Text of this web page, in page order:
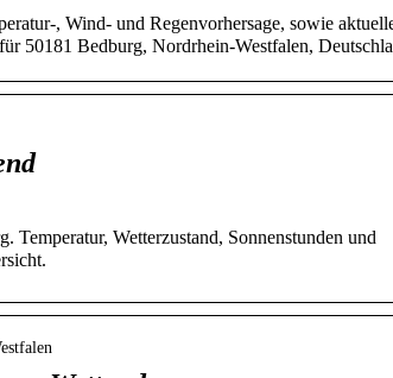
, Wind- und Regenvorhersage, sowie
50181 Bedburg, Nordrhein-Westfalen,
Temperatur, Wetterzustand, Sonnenstunden und